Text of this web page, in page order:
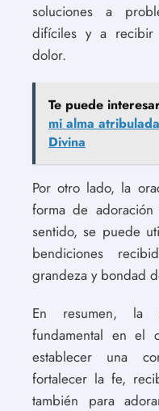
soluciones a
difíciles y a recibir
dolor.
Te puede
mi alma
Divina
Por otro lado, la
forma de
sentido, se puede
bendiciones
grandeza y bondad
En resumen, la
fundamental en el
establecer una
fortalecer la fe,
también para